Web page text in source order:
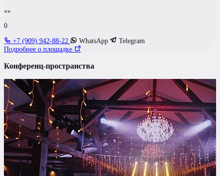
«»
0
+7 (909) 942-88-22 WhatsApp
Telegram
Подробнее о площадке
Конференц-пространства